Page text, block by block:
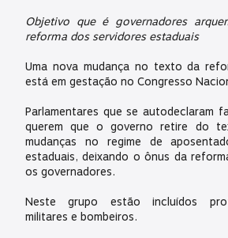
Objetivo que é governadores
reforma dos servidores estaduais
Uma nova mudança no texto da
está em gestação no Congresso
Parlamentares que se autodeclaram
querem que o governo retire do
mudanças no regime de
estaduais, deixando o ônus da
os governadores.
Neste grupo estão incluídos
militares e bombeiros.